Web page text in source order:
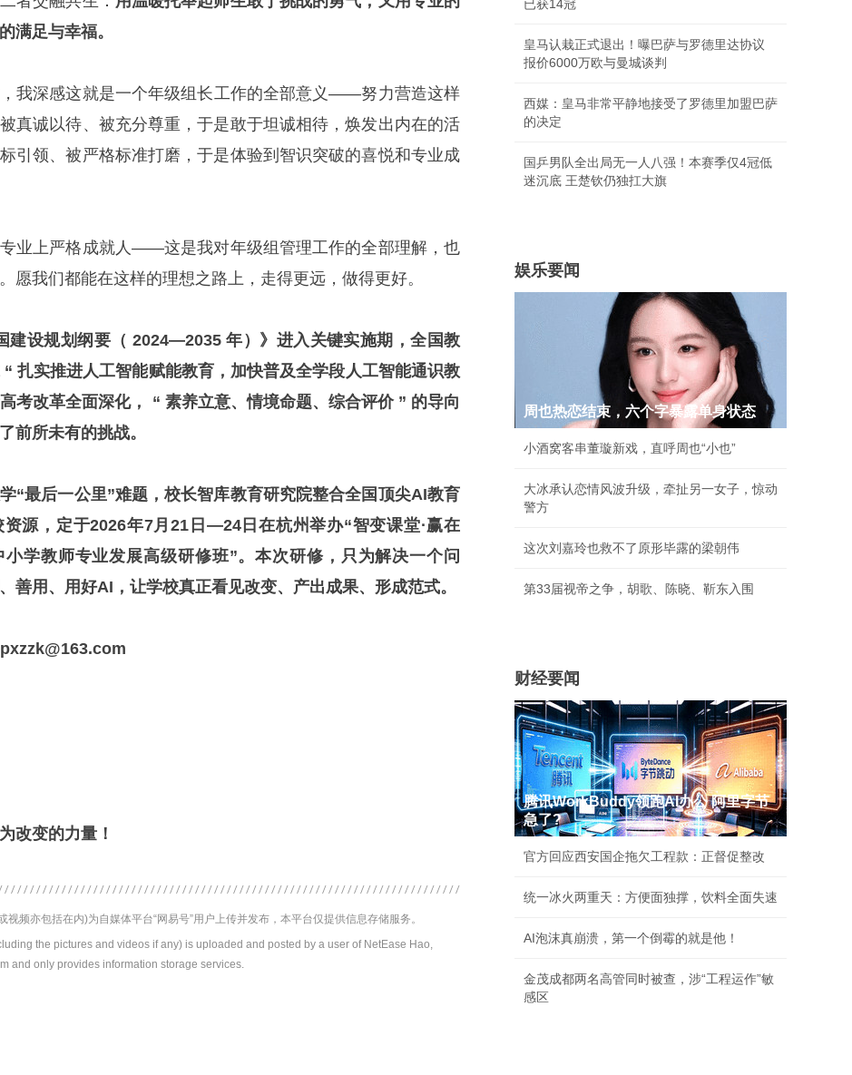
满足与幸福。
我深感这就是一个年级组长工作的全部意义——努力营造这样
真诚以待、被充分尊重，于是敢于坦诚相待，焕发出内在的活
引领、被严格标准打磨，于是体验到智识突破的喜悦和专业成
业上严格成就人——这是我对年级组管理工作的全部理解，也
愿我们都能在这样的理想之路上，走得更远，做得更好。
建设规划纲要（ 2024—2035 年）》进入关键实施期，全国教
扎实推进人工智能赋能教育，加快普及全学段人工智能通识教
考改革全面深化， “ 素养立意、情境命题、综合评价 ” 的导向
前所未有的挑战。
“最后一公里”难题，校长智库教育研究院整合全国顶尖AI教育
资源，定于2026年7月21日—24日在杭州举办“智变课堂·赢在
小学教师专业发展高级研修班”。本次研修，只为解决一个问
善用、用好AI，让学校真正看见改变、产出成果、形成范式。
改变的力量！
频亦包括在内)为自媒体平台“网易号”用户上传并发布，本平台仅提供信息存储服务。
the pictures and videos if any) is uploaded and posted by a user of NetEase Hao,
and only provides information storage services.
已获14冠
皇马认栽正式退出！曝巴萨与罗德里达协议
报价6000万欧与曼城谈判
西媒：皇马非常平静地接受了罗德里加盟巴萨
的决定
国乒男队全出局无一人八强！本赛季仅4冠低
迷沉底 王楚钦仍独扛大旗
娱乐要闻
周也热恋结束，六个字暴露单身状态
小酒窝客串董璇新戏，直呼周也“小也”
大冰承认恋情风波升级，牵扯另一女子，惊动
警方
这次刘嘉玲也救不了原形毕露的梁朝伟
第33届视帝之争，胡歌、陈晓、靳东入围
财经要闻
腾讯WorkBuddy领跑AI办公 阿里字节
急了?
官方回应西安国企拖欠工程款：正督促整改
统一冰火两重天：方便面独撑，饮料全面失速
AI泡沫真崩溃，第一个倒霉的就是他！
金茂成都两名高管同时被查，涉“工程运作”敏
感区